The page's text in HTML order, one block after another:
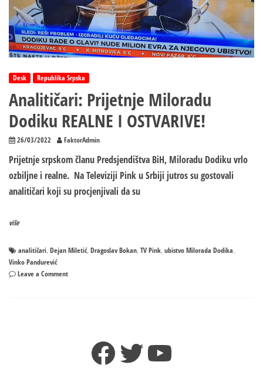
Mladena
Desk Republika Srpska
Analitičari: Prijetnje Miloradu
Dodiku REALNE I OSTVARIVE!
26/03/2022 FaktorAdmin
Prijetnje srpskom članu Predsjendištva BiH, Miloradu Dodiku vrlo
ozbiljne i realne. Na Televiziji Pink u Srbiji jutros su gostovali
analitičari koji su procjenjivali da su
više
analitičari Dejan Miletić, Dragoslav Bokan TV Pink ubistvo Milorada Dodika
Vinko Pandurević
Leave a Commenton
OSTVARIVE!Facebook
TwitterYouTube